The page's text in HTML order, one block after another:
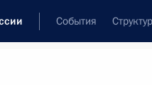
События